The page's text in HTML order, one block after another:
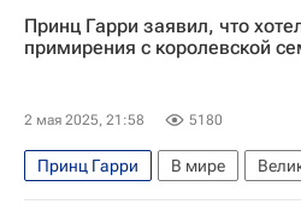
Принц Гарри заявил, что
примирения с королевской
2 мая 2025, 21:58 5180
Принц Гарри В мире
Англия
Уэльс Карл III